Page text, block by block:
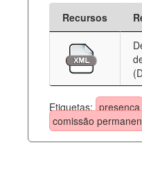
Recursos
Etiquetas: presença
comissão